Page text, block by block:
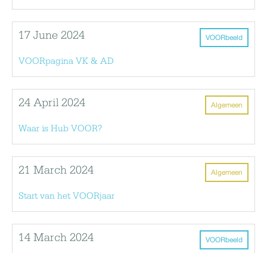
VOORbeeld
17 June 2024
VOORpagina VK & AD
Algemeen
24 April 2024
Waar is Hub VOOR?
Algemeen
21 March 2024
Start van het VOORjaar
VOORbeeld
14 March 2024